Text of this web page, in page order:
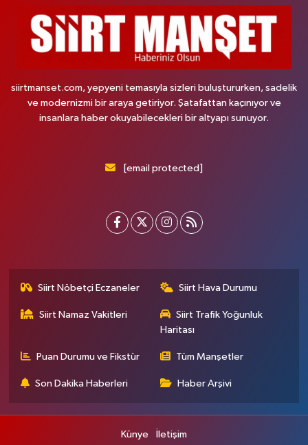
siirtmanset.com, yepyeni temasıyla sizleri buluştururken, sadelik
ve modernizmi bir araya getiriyor. Şatafattan kaçınıyor ve
insanlara haber okuyabilecekleri bir altyapı sunuyor.
[email protected]
Siirt Nöbetçi Eczaneler Siirt Hava Durumu
Siirt Namaz Vakitleri
Siirt Trafik Yoğunluk
Haritası
Puan Durumu ve Fikstür Tüm Manşetler
Son Dakika Haberleri Haber Arşivi
Künye İletişim